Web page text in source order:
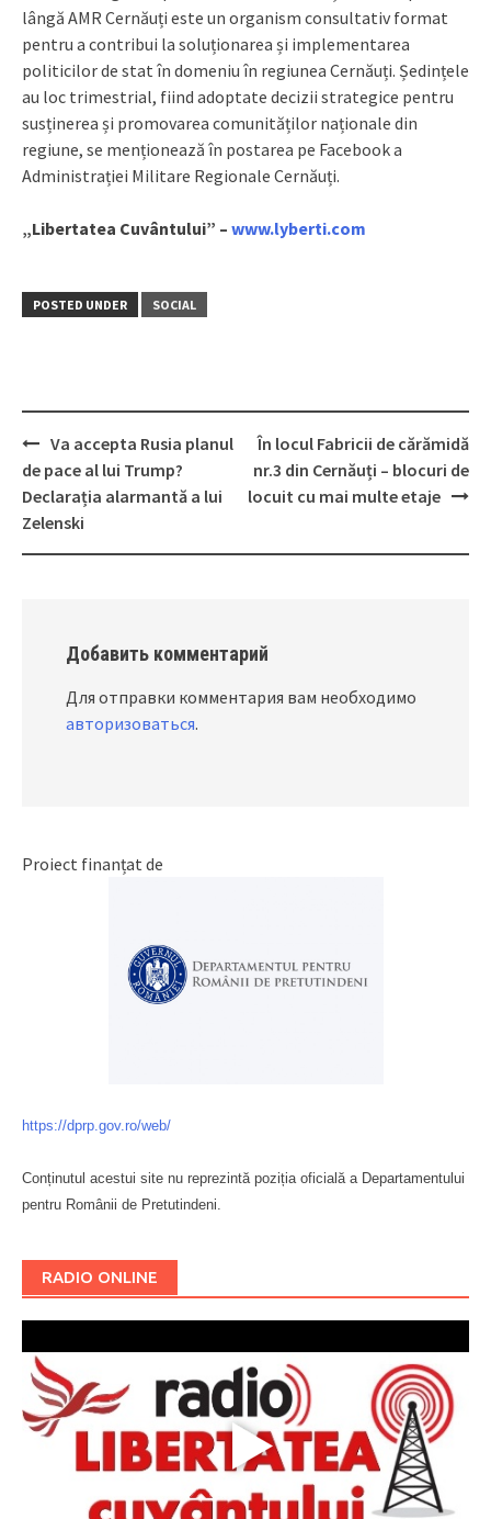
lângă AMR Cernăuți este un organism consultativ format
pentru a contribui la soluționarea și implementarea
politicilor de stat în domeniu în regiunea Cernăuți. Ședințele
au loc trimestrial, fiind adoptate decizii strategice pentru
susținerea și promovarea comunităților naționale din
regiune, se menționează în postarea pe Facebook a
Administrației Militare Regionale Cernăuți.
„Libertatea Cuvântului” – www.lyberti.com
POSTED UNDER SOCIAL
Post
navigation
Va accepta Rusia planul
de pace al lui Trump?
Declarația alarmantă a lui
Zelenski
În locul Fabricii de cărămidă
nr.3 din Cernăuți – blocuri de
locuit cu mai multe etaje
Добавить комментарий
Для отправки комментария вам необходимо
авторизоваться.
Proiect finanțat de
https://dprp.gov.ro/web/
Conținutul acestui site nu reprezintă poziția oficială a Departamentului
pentru Românii de Pretutindeni.
RADIO ONLINE